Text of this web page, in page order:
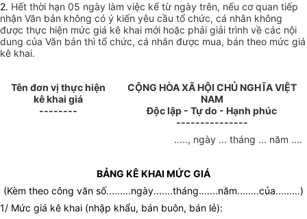
2. Hết thời hạn 05 ngày làm việc kể từ ngày trên, nếu cơ quan tiếp
nhận Văn bản không có ý kiến yêu cầu tổ chức, cá nhân không
được thực hiện mức giá kê khai mới hoặc phải giải trình về các nội
dung của Văn bản thì tổ chức, cá nhân được mua, bán theo mức giá
kê khai.
Tên đơn vị thực hiện
kê khai giá
--------
CỘNG HÒA XÃ HỘI CHỦ NGHĨA VIỆT
NAM
Độc lập - Tự do - Hạnh phúc
---------------
....., ngày ... tháng ... năm ....
BẢNG KÊ KHAI MỨC GIÁ
(Kèm theo công văn số.........ngày.......tháng.......năm........của.........)
1/ Mức giá kê khai (nhập khẩu, bán buôn, bán lẻ):